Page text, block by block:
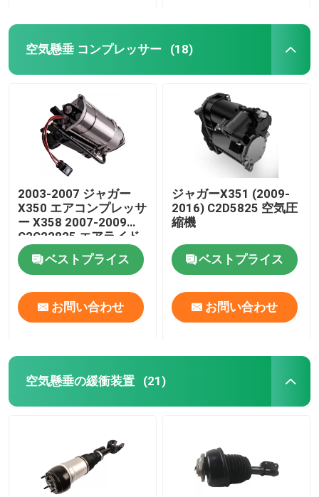
空気懸垂 コンプレッサー (18)
2003-2007 ジャガー
X350 エアコンプレッサ
ー X358 2007-2009
C2C22825 エアライド
サスペンションポンプ
ベストプライス
お問い合わせ
ジャガーX351 (2009-
2016) C2D5825 空気圧
縮機
ベストプライス
お問い合わせ
空気懸垂の緩衝装置 (21)